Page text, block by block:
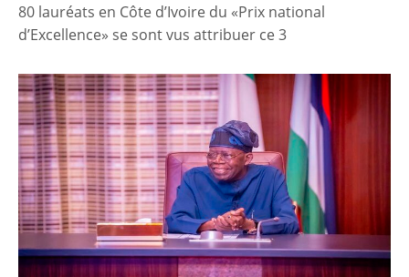
80 lauréats en Côte d’Ivoire du «Prix national
d’Excellence» se sont vus attribuer ce 3